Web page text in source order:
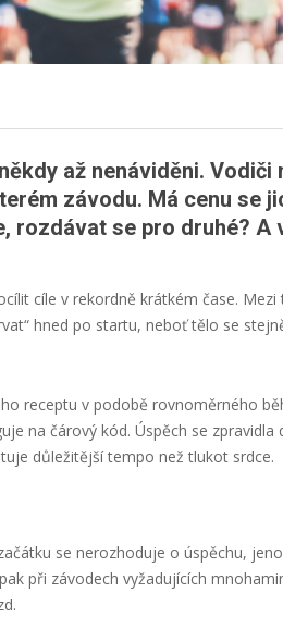
až nenáviděni. Vodiči
závodu. Má cenu se
rozdávat se pro druhé? A
cíle v rekordně krátkém čase.
hned po startu, neboť tělo se
receptu v podobě rovnoměrného
na čárový kód. Úspěch se
důležitější tempo než tlukot srdce.
se nerozhoduje o úspěchu,
při závodech vyžadujících